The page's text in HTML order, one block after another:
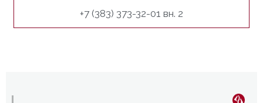
+7 (383) 373-32-01 вн. 2